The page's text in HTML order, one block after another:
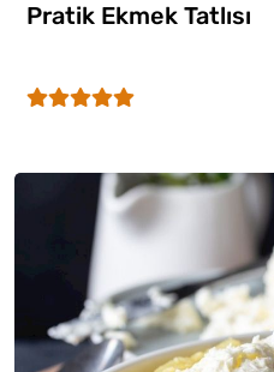
Pratik Ekmek Tatlısı